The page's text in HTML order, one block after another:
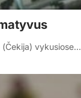
(Čekija) vykusiose…